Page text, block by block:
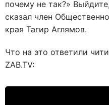
почему не так?»
сказал член
края Тагир Аглямов.
Что на это ответили
ZAB.TV: